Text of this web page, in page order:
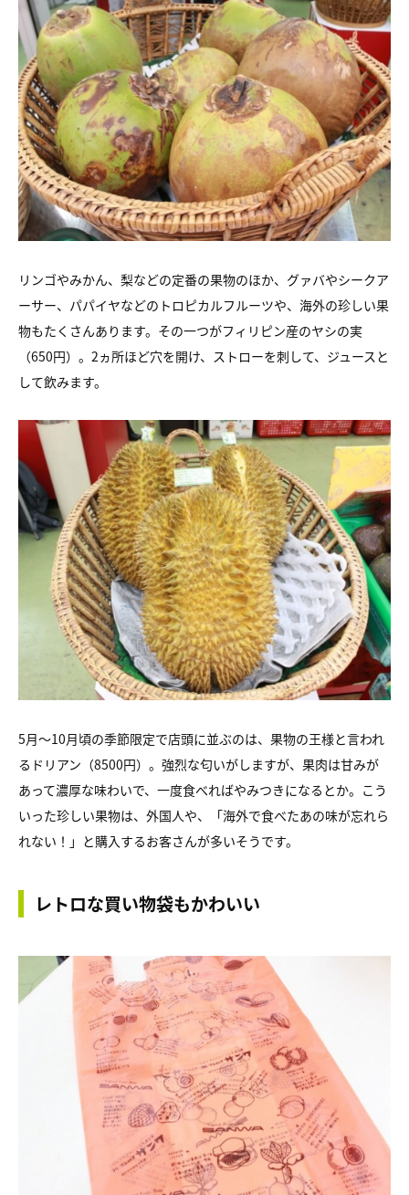
リンゴやみかん、梨などの定番の果物のほか、グァバやシークア
ーサー、パパイヤなどのトロピカルフルーツや、海外の珍しい果
物もたくさんあります。その一つがフィリピン産のヤシの実
（650円）。2ヵ所ほど穴を開け、ストローを刺して、ジュースと
して飲みます。
5月～10月頃の季節限定で店頭に並ぶのは、果物の王様と言われ
るドリアン（8500円）。強烈な匂いがしますが、果肉は甘みが
あって濃厚な味わいで、一度食べればやみつきになるとか。こう
いった珍しい果物は、外国人や、「海外で食べたあの味が忘れら
れない！」と購入するお客さんが多いそうです。
レトロな買い物袋もかわいい